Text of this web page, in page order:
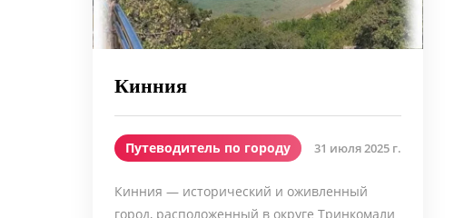
Кинния
Путеводитель по городу 31 июля 2025 г.
Кинния — исторический и оживленный
город, расположенный в округе Тринкомали